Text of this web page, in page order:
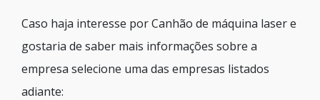
Caso haja interesse por Canhão de máquina laser e
gostaria de saber mais informações sobre a
empresa selecione uma das empresas listados
adiante: